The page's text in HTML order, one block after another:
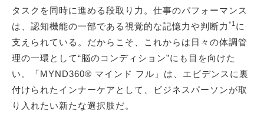
タスクを同時に進める段取り力。仕事のパフォーマンス
は、認知機能の一部である視覚的な記憶力や判断力 *1 に
支えられている。だからこそ、これからは日々の体調管
理の一環として“脳のコンディション”にも目を向けた
い。「MYND360® マインド フル」は、エビデンスに裏
付けられたインナーケアとして、ビジネスパーソンが取
り入れたい新たな選択肢だ。